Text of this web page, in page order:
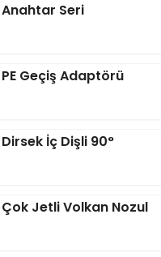
Anahtar Seri
PE Geçiş Adaptörü
Dirsek İç Dişli 90°
Çok Jetli Volkan Nozul